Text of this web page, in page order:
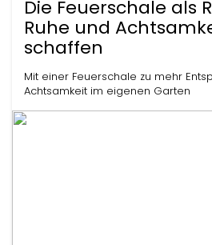
Die Feuerschale als
Ruhe und
schaffen
Mit einer Feuerschale zu mehr
Achtsamkeit im eigenen Garten